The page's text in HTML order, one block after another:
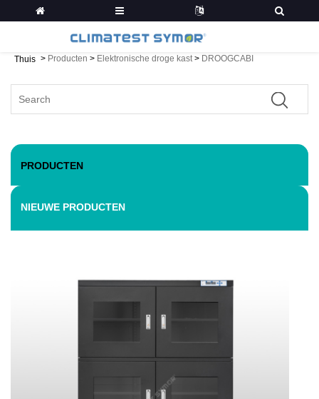
Thuis > Producten > Elektronische droge kast> DROOGCABI
PRODUCTEN
NIEUWE PRODUCTEN